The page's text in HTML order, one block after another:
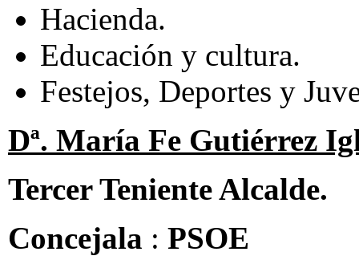
Hacienda.
Educación y cultura.
Festejos, Deportes y
Dª. María Fe Gutiérrez
Tercer Teniente Alcalde.
Concejala : PSOE